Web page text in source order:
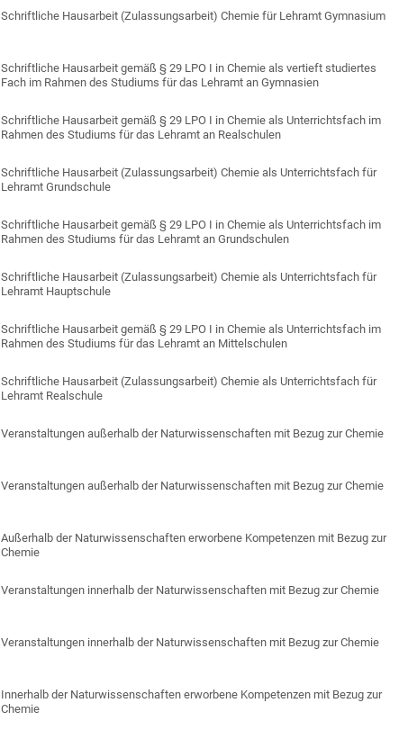
Schriftliche Hausarbeit (Zulassungsarbeit) Chemie für Lehramt Gymnasium
Schriftliche Hausarbeit gemäß § 29 LPO I in Chemie als vertieft studiertes
Fach im Rahmen des Studiums für das Lehramt an Gymnasien
Schriftliche Hausarbeit gemäß § 29 LPO I in Chemie als Unterrichtsfach im
Rahmen des Studiums für das Lehramt an Realschulen
Schriftliche Hausarbeit (Zulassungsarbeit) Chemie als Unterrichtsfach für
Lehramt Grundschule
Schriftliche Hausarbeit gemäß § 29 LPO I in Chemie als Unterrichtsfach im
Rahmen des Studiums für das Lehramt an Grundschulen
Schriftliche Hausarbeit (Zulassungsarbeit) Chemie als Unterrichtsfach für
Lehramt Hauptschule
Schriftliche Hausarbeit gemäß § 29 LPO I in Chemie als Unterrichtsfach im
Rahmen des Studiums für das Lehramt an Mittelschulen
Schriftliche Hausarbeit (Zulassungsarbeit) Chemie als Unterrichtsfach für
Lehramt Realschule
Veranstaltungen außerhalb der Naturwissenschaften mit Bezug zur Chemie
Veranstaltungen außerhalb der Naturwissenschaften mit Bezug zur Chemie
Außerhalb der Naturwissenschaften erworbene Kompetenzen mit Bezug zur
Chemie
Veranstaltungen innerhalb der Naturwissenschaften mit Bezug zur Chemie
Veranstaltungen innerhalb der Naturwissenschaften mit Bezug zur Chemie
Innerhalb der Naturwissenschaften erworbene Kompetenzen mit Bezug zur
Chemie